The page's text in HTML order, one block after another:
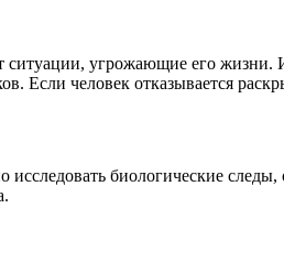
угрожающие его жизни.
Если человек отказывается
биологические